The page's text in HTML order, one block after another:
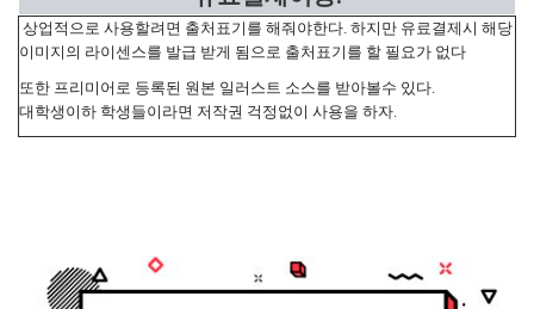
상업적으로 사용할려면 출처표기를 해줘야한다. 하지만 유료결제시 해당
이미지의 라이센스를 발급 받게 됨으로 출처표기를 할 필요가 없다
또한 프리미어로 등록된 원본 일러스트 소스를 받아볼수 있다.
대학생이하 학생들이라면 저작권 걱정없이 사용을 하자.